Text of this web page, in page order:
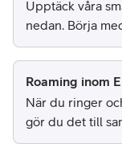
Upptäck våra
nedan. Börja
Roaming inom
När du ringer
gör du det till